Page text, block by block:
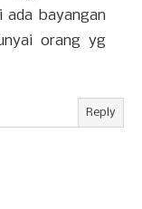
ada bayangan
orang yg
Reply